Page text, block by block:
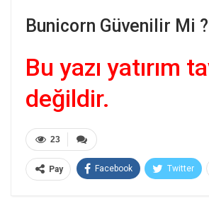
Bunicorn Güvenilir Mi ?
Bu yazı yatırım
değildir.
23
Pay Facebook Twitter